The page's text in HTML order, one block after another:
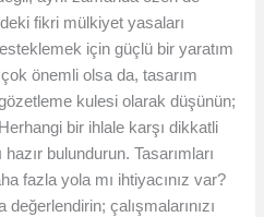
fikri mülkiyet yasaları
için güçlü bir yaratım
önemli olsa da, tasarım
kulesi olarak düşünün;
bir ihlale karşı dikkatli
bulundurun. Tasarımları
fazla yola mı ihtiyacınız var?
değerlendirin; çalışmalarınızı